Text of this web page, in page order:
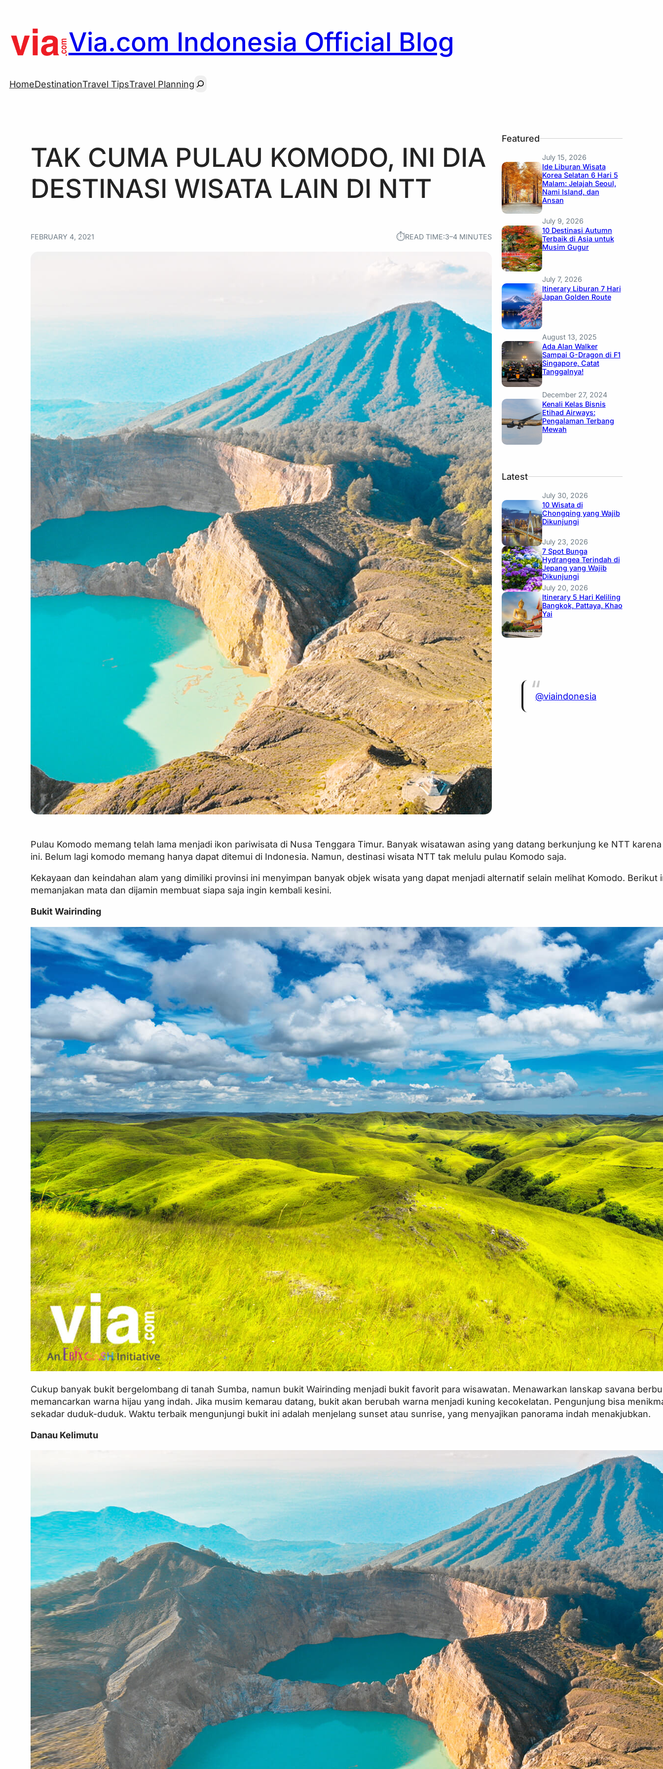
content
Via.com Indonesia Official Blog
HomeDestinationTravel TipsTravel PlanningSearch
TAK CUMA PULAU KOMODO, INI DIA
DESTINASI WISATA LAIN DI NTT
FEBRUARY 4, 2021 ⏱︎READ TIME:3–4 MINUTES
Pulau Komodo memang telah lama menjadi ikon pariwisata di Nusa Tenggara Timur. Banyak wisatawan asing yang datang berkunjung ke NTT
ini. Belum lagi komodo memang hanya dapat ditemui di Indonesia. Namun, destinasi wisata NTT tak melulu pulau Komodo saja.
Kekayaan dan keindahan alam yang dimiliki provinsi ini menyimpan banyak objek wisata yang dapat menjadi alternatif selain melihat Komodo.
memanjakan mata dan dijamin membuat siapa saja ingin kembali kesini.
Bukit Wairinding
Cukup banyak bukit bergelombang di tanah Sumba, namun bukit Wairinding menjadi bukit favorit para wisawatan. Menawarkan lanskap savana
memancarkan warna hijau yang indah. Jika musim kemarau datang, bukit akan berubah warna menjadi kuning kecokelatan. Pengunjung bisa
sekadar duduk-duduk. Waktu terbaik mengunjungi bukit ini adalah menjelang sunset atau sunrise, yang menyajikan panorama indah menakjubkan.
Danau Kelimutu
Featured
July 15, 2026
Ide Liburan Wisata
Korea Selatan 6 Hari 5
Malam: Jelajah Seoul,
Nami Island, dan
Ansan
July 9, 2026
10 Destinasi Autumn
Terbaik di Asia untuk
Musim Gugur
July 7, 2026
Itinerary Liburan 7 Hari
Japan Golden Route
August 13, 2025
Ada Alan Walker
Sampai G-Dragon di F1
Singapore, Catat
Tanggalnya!
December 27, 2024
Kenali Kelas Bisnis
Etihad Airways:
Pengalaman Terbang
Mewah
Latest
July 30, 2026
10 Wisata di
Chongqing yang Wajib
Dikunjungi
July 23, 2026
7 Spot Bunga
Hydrangea Terindah di
Jepang yang Wajib
Dikunjungi
July 20, 2026
Itinerary 5 Hari Keliling
Bangkok, Pattaya, Khao
Yai
@viaindonesia